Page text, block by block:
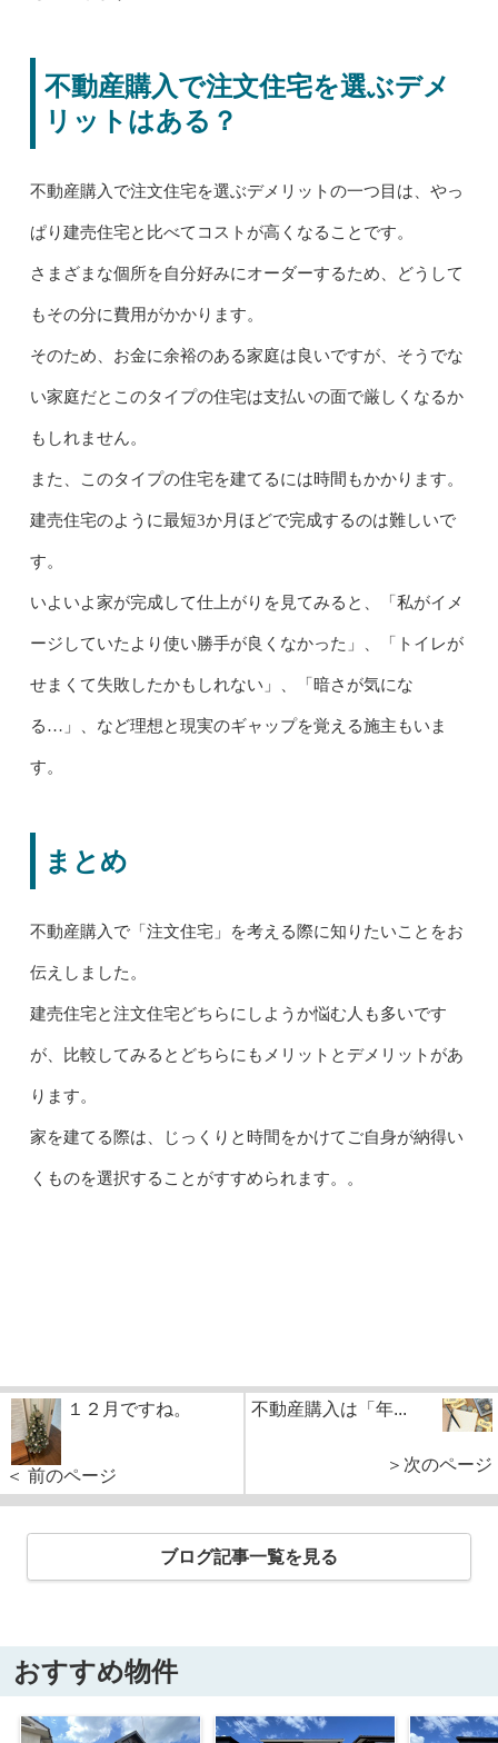
不動産購入で注文住宅を選ぶデメ
リットはある？
不動産購入で注文住宅を選ぶデメリットの一つ目は、やっ
ぱり建売住宅と比べてコストが高くなることです。
さまざまな個所を自分好みにオーダーするため、どうして
もその分に費用がかかります。
そのため、お金に余裕のある家庭は良いですが、そうでな
い家庭だとこのタイプの住宅は支払いの面で厳しくなるか
もしれません。
また、このタイプの住宅を建てるには時間もかかります。
建売住宅のように最短3か月ほどで完成するのは難しいで
す。
いよいよ家が完成して仕上がりを見てみると、「私がイメ
ージしていたより使い勝手が良くなかった」、「トイレが
せまくて失敗したかもしれない」、「暗さが気にな
る…」、など理想と現実のギャップを覚える施主もいま
す。
まとめ
不動産購入で「注文住宅」を考える際に知りたいことをお
伝えしました。
建売住宅と注文住宅どちらにしようか悩む人も多いです
が、比較してみるとどちらにもメリットとデメリットがあ
ります。
家を建てる際は、じっくりと時間をかけてご自身が納得い
くものを選択することがすすめられます。。
１２月ですね。
＜ 前のページ
不動産購入は「年...
＞次のページ
ブログ記事一覧を見る
おすすめ物件